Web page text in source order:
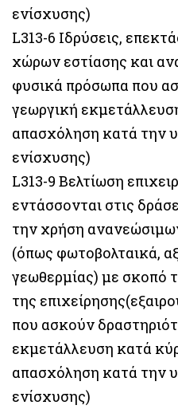
ενίσχυσης)
L313-6 Ιδρύσεις,
χώρων εστίασης και
φυσικά πρόσωπα που
γεωργική
απασχόληση κατά την
ενίσχυσης)
L313-9 Βελτίωση
εντάσσονται στις
την χρήση
(όπως φωτοβολταικά,
γεωθερμίας) με σκοπό
της
που ασκούν
εκμετάλλευση κατά
απασχόληση κατά την
ενίσχυσης)